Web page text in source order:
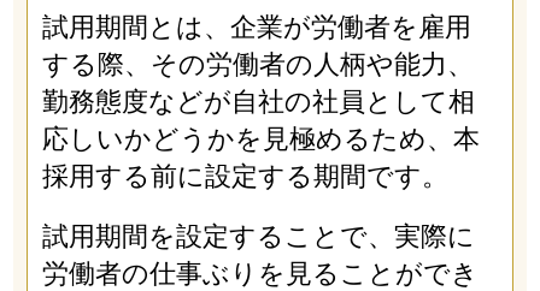
試用期間とは、企業が労働者を雇用
する際、その労働者の人柄や能力、
勤務態度などが自社の社員として相
応しいかどうかを見極めるため、本
採用する前に設定する期間です。
試用期間を設定することで、実際に
労働者の仕事ぶりを見ることができ